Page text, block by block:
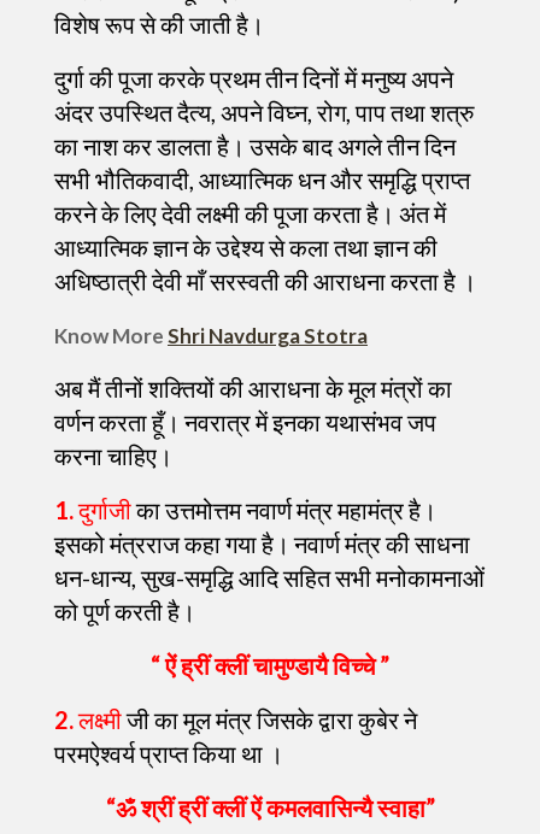
विशेष रूप से की जाती है।
दुर्गा की पूजा करके प्रथम तीन दिनों में मनुष्य अपने
अंदर उपस्थित दैत्य, अपने विघ्न, रोग, पाप तथा शत्रु
का नाश कर डालता है। उसके बाद अगले तीन दिन
सभी भौतिकवादी, आध्यात्मिक धन और समृद्धि प्राप्त
करने के लिए देवी लक्ष्मी की पूजा करता है। अंत में
आध्यात्मिक ज्ञान के उद्देश्य से कला तथा ज्ञान की
अधिष्ठात्री देवी माँ सरस्वती की आराधना करता है ।
Know MoreShri Navdurga Stotra
अब मैं तीनों शक्तियों की आराधना के मूल मंत्रों का
वर्णन करता हूँ। नवरात्र में इनका यथासंभव जप
करना चाहिए।
1.दुर्गाजीका उत्तमोत्तम नवार्ण मंत्र महामंत्र है।
इसको मंत्रराज कहा गया है। नवार्ण मंत्र की साधना
धन-धान्य, सुख-समृद्धि आदि सहित सभी मनोकामनाओं
को पूर्ण करती है।
“ ऐं ह्रीं क्लीं चामुण्डायै विच्चे ”
2.लक्ष्मीजी का मूल मंत्र जिसके द्वारा कुबेर ने
परमऐश्वर्य प्राप्त किया था ।
“ॐ श्रीं ह्रीं क्लीं ऐं कमलवासिन्यै स्वाहा”